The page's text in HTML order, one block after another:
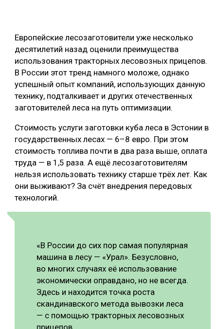
Европейские лесозаготовители уже несколько
десятилетий назад оценили преимущества
использования тракторных лесовозных прицепов.
В России этот тренд намного моложе, однако
успешный опыт компаний, использующих данную
технику, подталкивает и других отечественных
заготовителей леса на путь оптимизации.
Стоимость услуги заготовки куба леса в Эстонии в
государственных лесах — 6–8 евро. При этом
стоимость топлива почти в два раза выше, оплата
труда — в 1,5 раза. А ещё лесозаготовителям
нельзя использовать технику старше трёх лет. Как
они выживают? За счёт внедрения передовых
технологий.
«В России до сих пор самая популярная
машина в лесу — «Урал». Безусловно,
во многих случаях её использование
экономически оправдано, но не всегда.
Здесь и находится точка роста
скандинавского метода вывозки леса
— с помощью тракторных лесовозных